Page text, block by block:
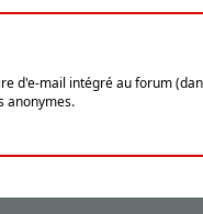
d'e-mail intégré au forum
anonymes.